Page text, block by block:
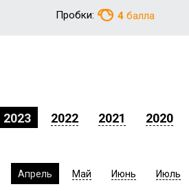
Пробки: 4 балла
2023 2022 2021 2020
Апрель Май Июнь Июль